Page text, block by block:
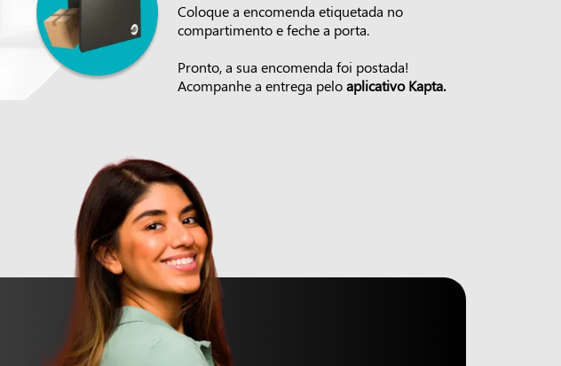
Coloque a encomenda etiquetada no
compartimento e feche a porta.
Pronto, a sua encomenda foi postada!
Acompanhe a entrega peloaplicativo Kapta.